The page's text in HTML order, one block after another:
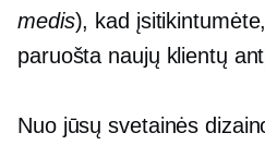
medis), kad
paruošta naujų klientų
Nuo jūsų svetainės